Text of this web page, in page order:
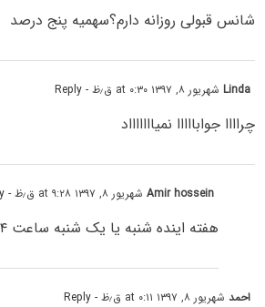
شانس قبولی روزانه دارم؟سهمیه پنج درصد
Lindaشهریور ۸, ۱۳۹۷ at ۰:۳۰ ق٫ظ - Reply
چراااا جوابااااا نمیاااااااد
Amir hosseinشهریور ۸, ۱۳۹۷ at ۹:۲۸ ق٫ظ - Reply
هفته اینده شنبه یا یک شنبه ساعت ۴ الی ۸ شب میاد
احمدشهریور ۸, ۱۳۹۷ at ۰:۱۱ ق٫ظ - Reply